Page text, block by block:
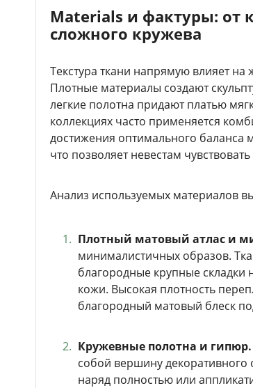
Materials и фактуры: от
сложного кружева
Текстура ткани напрямую влияет на
Плотные материалы создают
легкие полотна придают платью
коллекциях часто применяется
достижения оптимального
что позволяет невестам
Анализ используемых материалов
Плотный матовый атлас и
минималистичных образов.
благородные крупные складки
кожи. Высокая плотность
благородный матовый блеск
Кружевные полотна и гипюр.
собой вершину
наряд полностью или